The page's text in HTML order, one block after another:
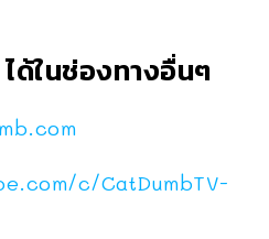
ด้ในช่องทางอื่นๆ
c/CatDumbTV-